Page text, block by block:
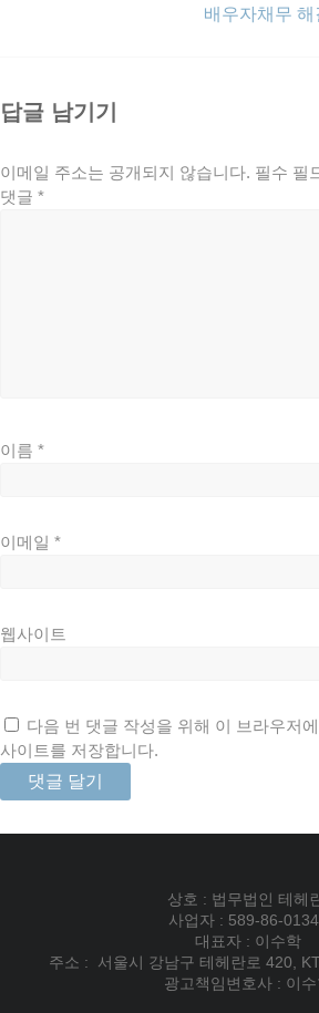
배우자채무
답글 남기기
이메일 주소는 공개되지 않습니다. 필수 필
댓글 *
이름 *
이메일 *
웹사이트
다음 번 댓글 작성을 위해 이 브라우저
사이트를 저장합니다.
상호 : 법무법인 테헤
사업자 : 589-86-
대표자 : 이수학
주소 : 서울시 강남구 테헤란로 420,
광고책임변호사 : 이